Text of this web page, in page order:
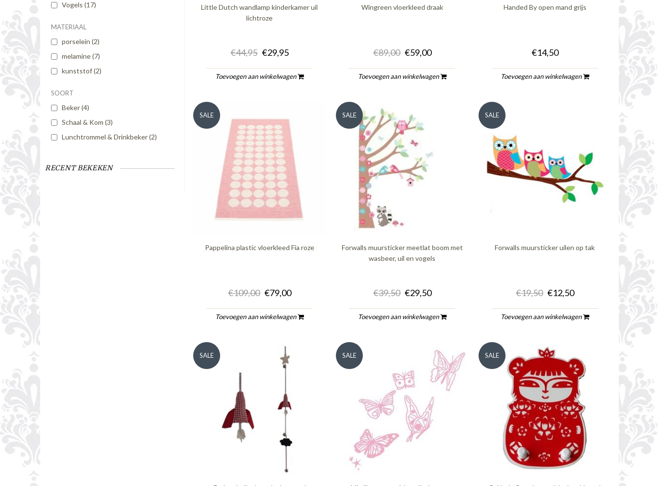
Vogels (17)
MATERIAAL
porselein (2)
melamine(7)
kunststof(2)
SOORT
Beker(4)
Schaal & Kom (3)
Lunchtrommel & Drinkbeker(2)
RECENT BEKEKEN
Little Dutch wandlamp kinderkamer uil
lichtroze
€44,95 €29,95
Toevoegen aan winkelwagen
Wingreen vloerkleed draak
€89,00 €59,00
Toevoegen aan winkelwagen
Handed By open mand grijs
€14,50
Toevoegen aan winkelwagen
SALE
Pappelina plastic vloerkleed Fia roze
€109,00 €79,00
Toevoegen aan winkelwagen
SALE
Forwalls muursticker meetlat boom met
wasbeer, uil en vogels
€39,50 €29,50
Toevoegen aan winkelwagen
SALE
Forwalls muursticker uilen op tak
€19,50 €12,50
Toevoegen aan winkelwagen
SALE SALE SALE